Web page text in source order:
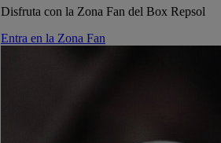
Disfruta con la Zona Fan del Box Repsol
Entra en la Zona Fan